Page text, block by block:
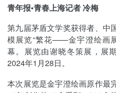
青年报•青春上海记者 冷梅
第九届茅盾文学奖获得者、中
模展览“繁花——金宇澄绘画
幕。展览由谢晓冬策展，展
2024年1月28日。
本次展览是金宇澄绘画原作最